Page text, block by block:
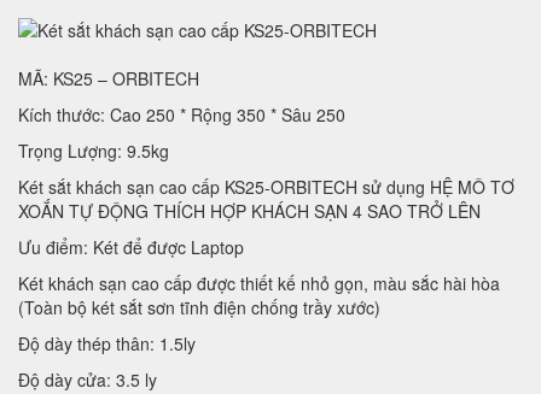
MÃ: KS25 – ORBITECH
Kích thước: Cao 250 * Rộng 350 * Sâu 250
Trọng Lượng: 9.5kg
Két sắt khách sạn cao cấp KS25-ORBITECH sử dụng HỆ MÔ TƠ
XOẮN TỰ ĐỘNG THÍCH HỢP KHÁCH SẠN 4 SAO TRỞ LÊN
Ưu điểm: Két để được Laptop
Két khách sạn cao cấp được thiết kế nhỏ gọn, màu sắc hài hòa
(Toàn bộ két sắt sơn tĩnh điện chống trầy xước)
Độ dày thép thân: 1.5ly
Độ dày cửa: 3.5 ly